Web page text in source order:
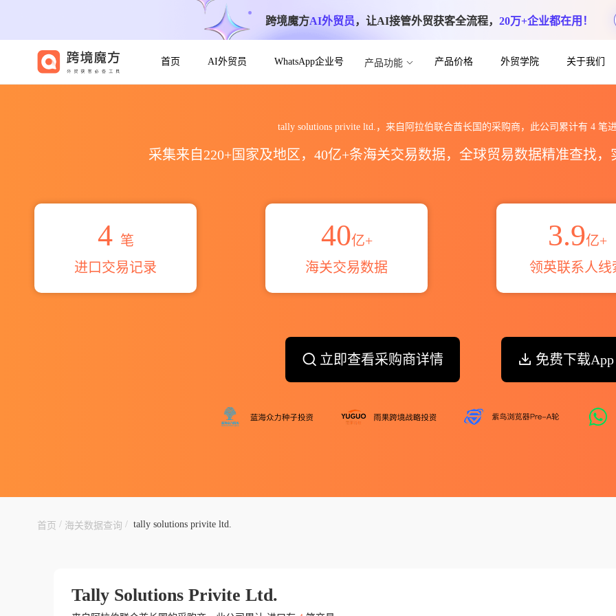
跨境魔方AI外贸员，让AI接管外贸获客全流程， 20万+企业都在用！
首页 AI外贸员 WhatsApp企业号 产品功能 产品价格 外贸学院 关于我们
tally solutions privite ltd.，来自阿拉伯联合酋长国的采购商，此公司累计有 4 笔
采集来自220+国家及地区，40亿+条海关交易数据，全球贸易数据精准查找
4 笔
进口交易记录
40亿+
海关交易数据
3.9亿+
领英联系人线
立即查看采购商详情 免费下载App
首页 / 海关数据查询 / tally solutions privite ltd.
Tally Solutions Privite Ltd.